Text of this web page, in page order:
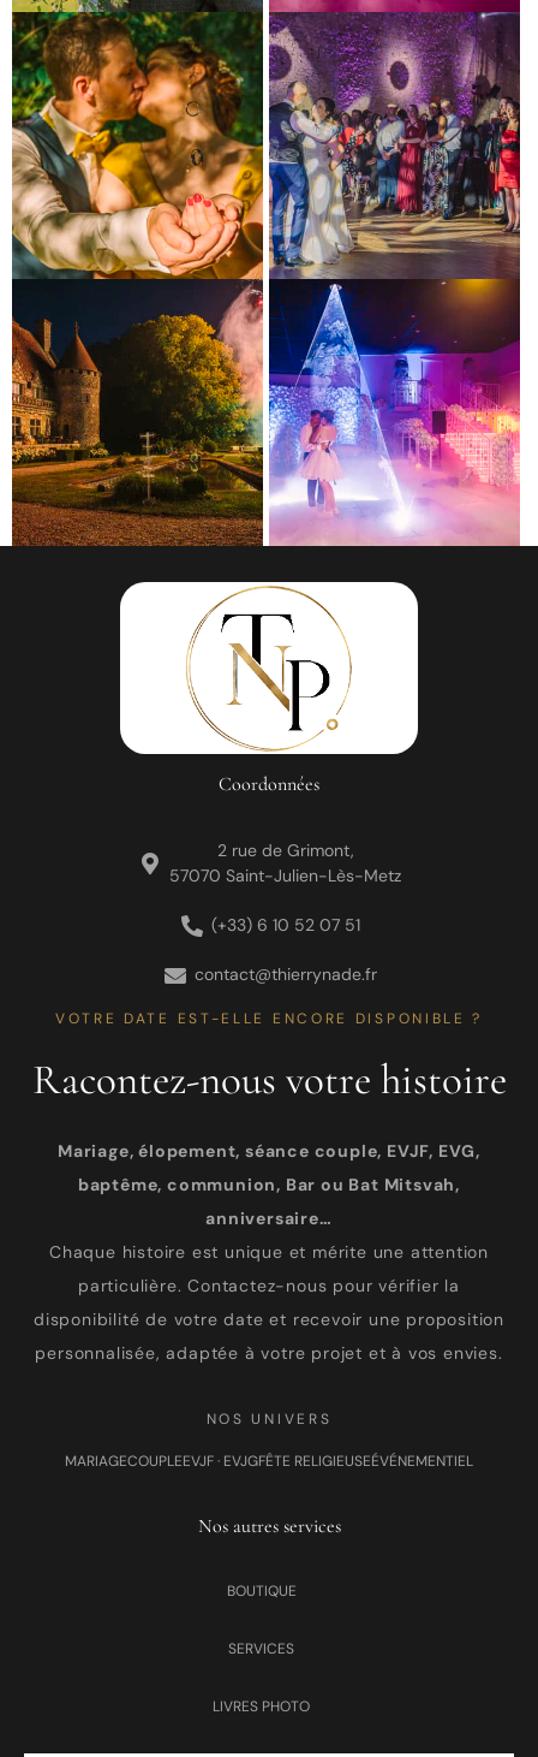
Coordonnées
2 rue de Grimont,
57070 Saint-Julien-Lès-Metz
(+33) 6 10 52 07 51
contact@thierrynade.fr
VOTRE DATE EST-ELLE ENCORE DISPONIBLE ?
Racontez-nous votre histoire
Mariage, élopement, séance couple, EVJF, EVG,
baptême, communion, Bar ou Bat Mitsvah,
anniversaire…
Chaque histoire est unique et mérite une attention
particulière. Contactez-nous pour vérifier la
disponibilité de votre date et recevoir une proposition
personnalisée, adaptée à votre projet et à vos envies.
NOS UNIVERS
MARIAGECOUPLEEVJF · EVJGFÊTE RELIGIEUSEÉVÉNEMENTIEL
Nos autres services
BOUTIQUE
SERVICES
LIVRES PHOTO